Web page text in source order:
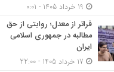
فراتر از معدل؛ روایتی از حق
مطالبه در جمهوری اسلامی
ایران